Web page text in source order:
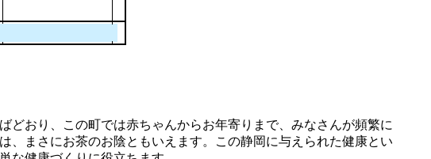
おり、この町では赤ちゃんからお年寄りまで、みなさんが頻繁に
、まさにお茶のお陰ともいえます。この静岡に与えられた健康とい